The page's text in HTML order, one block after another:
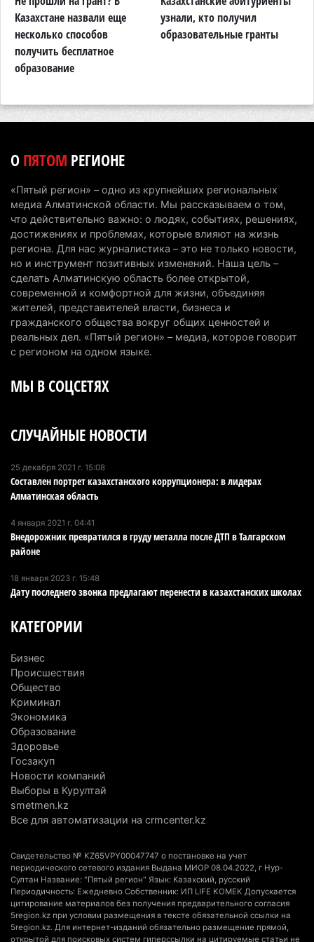
Жители Алматы и Алматинской области смогут
увидеть долги своего дома в квитанциях за свет
7 августа 2026 г. 06:28
последнее слово
Проезд по БАКАД резко подорожал: в
тарифы
6 августа 2026 г. 14:36 228
Сильнейшие дзюдоисты мира приехали на
сборы в Алматинскую область
6 августа 2026 г. 12:12
Первый раз с ИИ в первый класс: казахстанских
первоклассников начнут учить искусственному
интеллекту
Казахстанцы назвали доход, при котором не
6 августа 2026 г. 09:52
Пожар в Аксайском ущелье под Алматы
полностью ликвидирован спустя три дня
6 августа 2026 г. 08:51
Минэкологии опровергло фото тигра возле села
в Алматинской области
Казахстан стал лидером Центральной Азии в
5 августа 2026 г. 13:55
Казахстан может начать выпуск экологичного
топлива для самолетов: пилотный проект
запустят в Алатау
5 августа 2026 г. 12:32
Туриста с тяжелыми травмами эвакуировали в
горах Алматинской области после камнепада
Хозяина собак, едва не загрызших ребенка в
5 августа 2026 г. 09:17 181
В Алматинской области запустят производство
катеров для Formula-1 H2O и откроют академию
пилотов
Казахстане назвали еще
несколько способов
получить бесплатное
образование
узнали, кто получил
образовательные гранты
ОПЯТОМ РЕГИОНЕ
«Пятый регион» – одно из крупнейших региональных
медиа Алматинской области. Мы рассказываем о том,
что действительно важно: о людях, событиях, решениях,
достижениях и проблемах, которые влияют на жизнь
региона. Для нас журналистика – это не только новости,
но и инструмент позитивных изменений. Наша цель –
сделать Алматинскую область более открытой,
современной и комфортной для жизни, объединяя
жителей, представителей власти, бизнеса и
гражданского общества вокруг общих ценностей и
реальных дел. «Пятый регион» – медиа, которое говорит
с регионом на одном языке.
МЫ В СОЦСЕТЯХ
СЛУЧАЙНЫЕ НОВОСТИ
25 декабря 2021 г. 15:08
Составлен портрет казахстанского коррупционера: в лидерах
Алматинская область
4 января 2021 г. 04:41
Внедорожник превратился в груду металла после ДТП в Талгарском
районе
18 января 2023 г. 15:48
Дату последнего звонка предлагают перенести в казахстанских школах
КАТЕГОРИИ
Бизнес
Происшествия
Общество
Криминал
Экономика
Образование
Здоровье
Госзакуп
Новости компаний
Выборы в Курултай
smetmen.kz
Все для автоматизации на crmcenter.kz
Свидетельство № KZ65VPY00047747 о постановке на учет
периодического сетевого издания Выдана МИОР 08.04.2022, г Нур-
Султан Название: "Пятый регион" Язык: Казахский, русский
Периодичность: Ежедневно Собственник: ИП LIFE KOMEK Допускается
цитирование материалов без получения предварительного согласия
5region.kz при условии размещения в тексте обязательной ссылки на
5region.kz. Для интернет-изданий обязательно размещение прямой,
открытой для поисковых систем гиперссылки на цитируемые статьи не